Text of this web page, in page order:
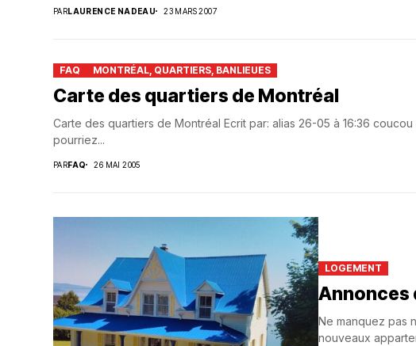
PARLAURENCE NADEAU 23 MARS 2007
FAQ MONTRÉAL, QUARTIERS, BANLIEUES
Carte des quartiers de Montréal
Carte des quartiers de Montréal Ecrit par: alias 26-05 à 16:36
pourriez...
PARFAQ 26 MAI 2005
LOGEMENT
Annonces
Ne manquez pas
nouveaux